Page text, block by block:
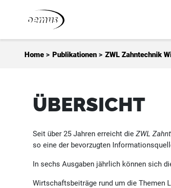
Home > Publikationen > ZWL Zahntechnik
ÜBERSICHT
Seit über 25 Jahren erreicht dieZWL
so eine der bevorzugten
In sechs Ausgaben jährlich können sich
Wirtschaftsbeiträge rund um die Themen